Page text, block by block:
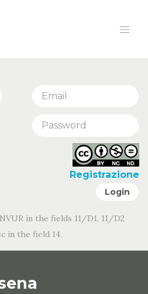
Registrazione
Login
in the fields 11/D1, 11/D2
in the field 14.